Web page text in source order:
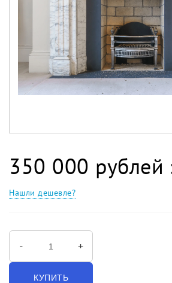
350 000 рублей
Нашли дешевле?
- +
КУПИТЬ